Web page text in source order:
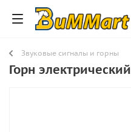
Звуковые сигналы и горны
Горн